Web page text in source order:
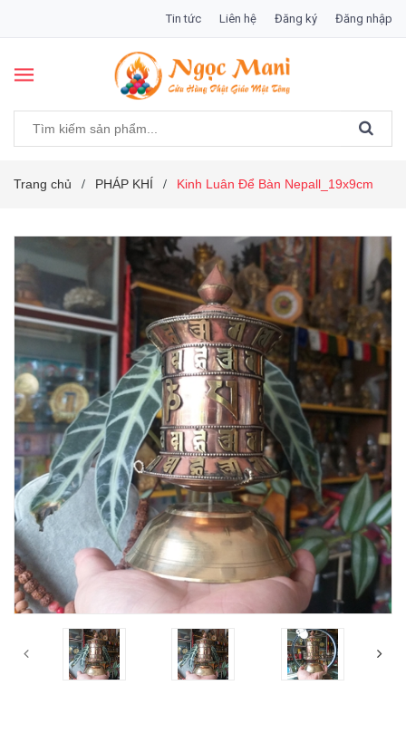
Tin tức Liên hệ Đăng ký Đăng nhập
Trang chủ / PHÁP KHÍ / Kinh Luân Để Bàn Nepall_19x9cm